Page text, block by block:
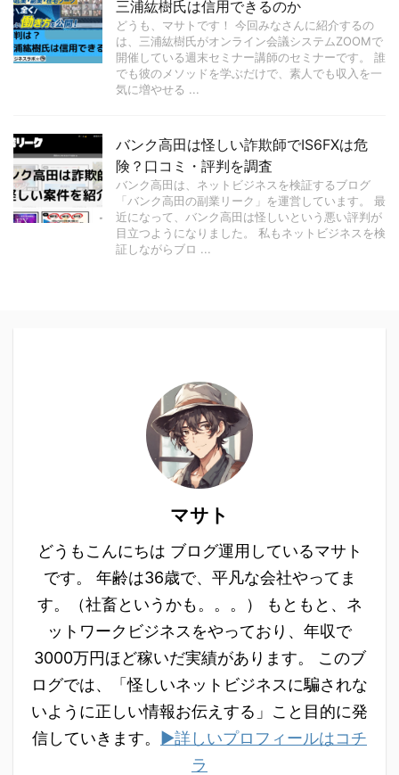
三浦紘樹氏は信用できるのか
どうも、マサトです！ 今回みなさんに紹介するの
は、三浦紘樹氏がオンライン会議システムZOOMで
開催している週末セミナー講師のセミナーです。 誰
でも彼のメソッドを学ぶだけで、素人でも収入を一
気に増やせる ...
バンク高田は怪しい詐欺師でIS6FXは危
険？口コミ・評判を調査
バンク高田は、ネットビジネスを検証するブログ
「バンク高田の副業リーク」を運営しています。 最
近になって、バンク高田は怪しいという悪い評判が
目立つようになりました。 私もネットビジネスを検
証しながらブロ ...
マサト
どうもこんにちは ブログ運用しているマサト
です。 年齢は36歳で、平凡な会社やってま
す。（社畜というかも。。。） もともと、ネ
ットワークビジネスをやっており、年収で
3000万円ほど稼いだ実績があります。 このブ
ログでは、「怪しいネットビジネスに騙されな
いように正しい情報お伝えする」こと目的に発
信していきます。
▶詳しいプロフィールはコチ
ラ